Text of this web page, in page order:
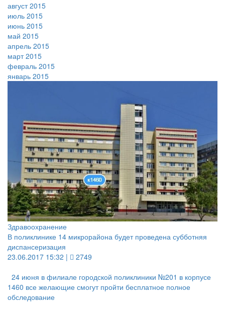
август 2015
июль 2015
июнь 2015
май 2015
апрель 2015
март 2015
февраль 2015
январь 2015
Здравоохранение
В поликлинике 14 микрорайона будет проведена субботняя
диспансеризация
23.06.2017 15:32 |
2749
24 июня в филиале городской поликлиники №201 в корпусе
1460 все желающие смогут пройти бесплатное полное
обследование